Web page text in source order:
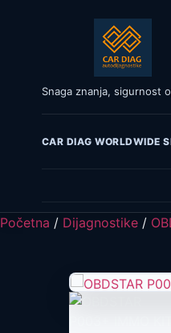
Snaga znanja, sigurnost
CAR DIAG WORLDWIDE
Početna / Dijagnostike /